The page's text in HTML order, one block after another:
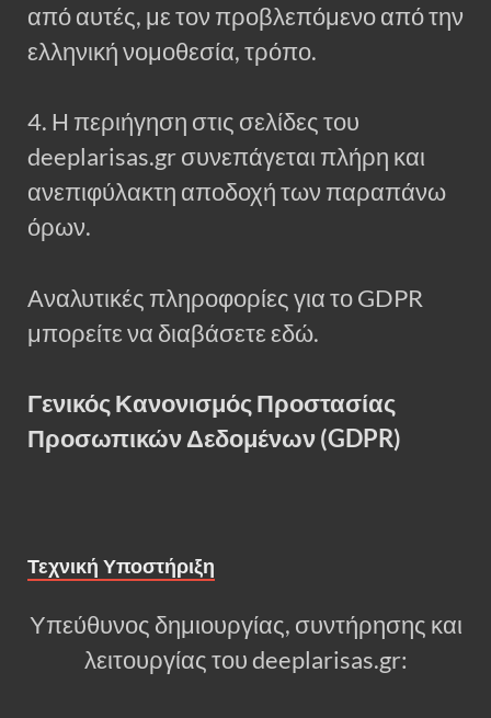
από αυτές, με τον προβλεπόμενο από την
ελληνική νομοθεσία, τρόπο.
4. Η περιήγηση στις σελίδες του
deeplarisas.gr συνεπάγεται πλήρη και
ανεπιφύλακτη αποδοχή των παραπάνω
όρων.
Αναλυτικές πληροφορίες για το GDPR
μπορείτε να διαβάσετε εδώ.
Γενικός Κανονισμός Προστασίας
Προσωπικών Δεδομένων (GDPR)
Τεχνική Υποστήριξη
Υπεύθυνος δημιουργίας, συντήρησης και
λειτουργίας του deeplarisas.gr: